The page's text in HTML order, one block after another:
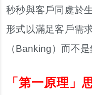
秒秒與客戶同處於
形式以滿足客戶需
（Banking）而不
「第一原理